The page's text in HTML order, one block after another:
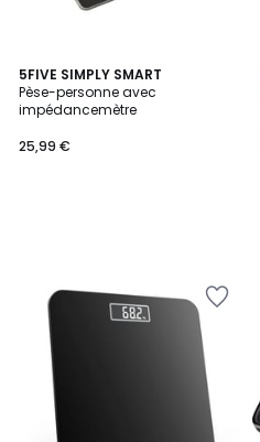
5FIVE SIMPLY SMART
Pèse-personne avec
impédancemètre
25,99 €